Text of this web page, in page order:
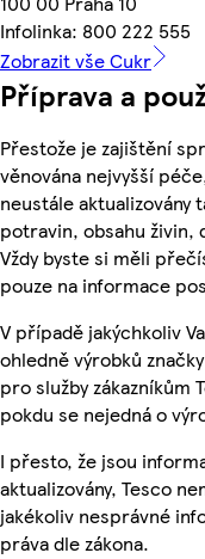
Infolinka: 800 222 555
Zobrazit vše Cukr
Příprava a
Přestože je zajištění
věnována nejvyšší
neustále aktualizovány
potravin, obsahu živin,
Vždy byste si měli
pouze na informace
V případě jakýchkoliv
ohledně výrobků
pro služby zákazníkům
pokdu se nejedná o
I přesto, že jsou
aktualizovány, Tesco
jakékoliv nesprávné
práva dle zákona.